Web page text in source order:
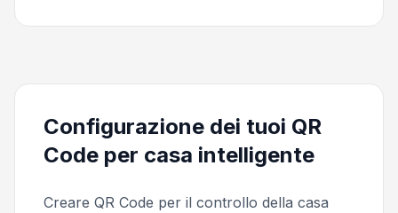
Configurazione dei tuoi QR
Code per casa intelligente
Creare QR Code per il controllo della casa